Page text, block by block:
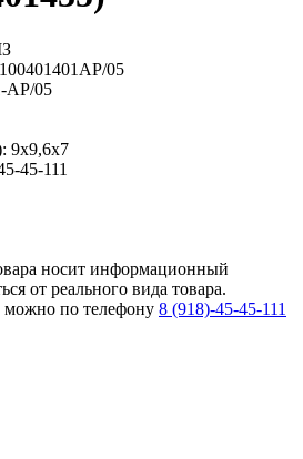
05
АР/05
9х9,6х7
45-111
носит информационный
от реального вида товара.
можно по телефону 8 (918)-45-45-111